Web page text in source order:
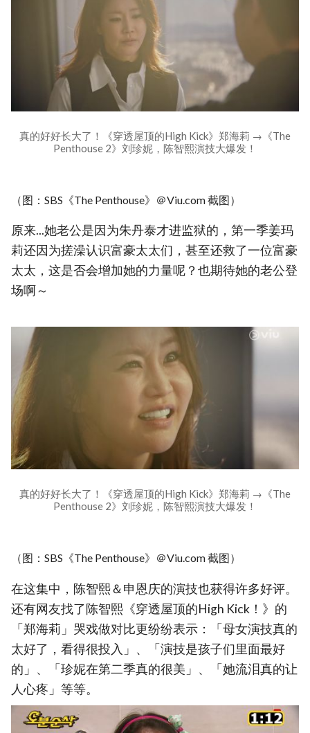
真的好好长大了！《穿透屋顶的High Kick》郑海莉 →《The
Penthouse 2》刘珍妮，陈智熙演技大爆发！
（图：SBS《The Penthouse》＠Viu.com 截图）
原来...她老公是因为朱丹泰才进监狱的，第一季姜玛
莉还因为搓澡认识富豪太太们，甚至还救了一位富豪
太太，这是否会增加她的力量呢？也期待她的老公登
场啊～
真的好好长大了！《穿透屋顶的High Kick》郑海莉 →《The
Penthouse 2》刘珍妮，陈智熙演技大爆发！
（图：SBS《The Penthouse》＠Viu.com 截图）
在这集中，陈智熙＆申恩庆的演技也获得许多好评。
还有网友找了陈智熙《穿透屋顶的High Kick！》的
「郑海莉」哭戏做对比更纷纷表示：「母女演技真的
太好了，看得很投入」、「演技是孩子们里面最好
的」、「珍妮在第二季真的很美」、「她流泪真的让
人心疼」等等。